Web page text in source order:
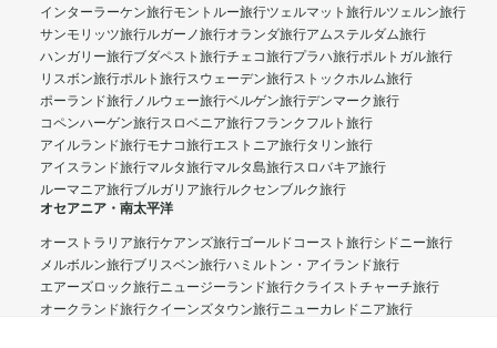
インターラーケン旅行モントルー旅行ツェルマット旅行ルツェルン旅行
サンモリッツ旅行ルガーノ旅行オランダ旅行アムステルダム旅行
ハンガリー旅行ブダペスト旅行チェコ旅行プラハ旅行ポルトガル旅行
リスボン旅行ポルト旅行スウェーデン旅行ストックホルム旅行
ポーランド旅行ノルウェー旅行ベルゲン旅行デンマーク旅行
コペンハーゲン旅行スロベニア旅行フランクフルト旅行
アイルランド旅行モナコ旅行エストニア旅行タリン旅行
アイスランド旅行マルタ旅行マルタ島旅行スロバキア旅行
ルーマニア旅行ブルガリア旅行ルクセンブルク旅行
オセアニア・南太平洋
オーストラリア旅行ケアンズ旅行ゴールドコースト旅行シドニー旅行
メルボルン旅行ブリスベン旅行ハミルトン・アイランド旅行
エアーズロック旅行ニュージーランド旅行クライストチャーチ旅行
オークランド旅行クイーンズタウン旅行ニューカレドニア旅行